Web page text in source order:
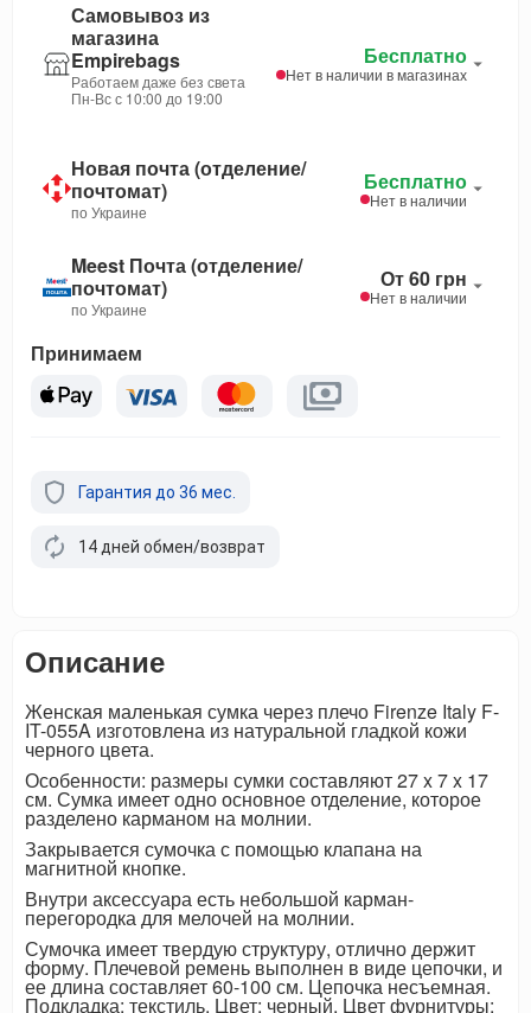
Самовывоз из
магазина
Empirebags
Работаем даже без света
Пн-Вс с 10:00 до 19:00
Бесплатно
Нет в наличии в магазинах
Новая почта (отделение/
почтомат)
по Украине
Бесплатно
Нет в наличии
Meest Почта (отделение/
почтомат)
по Украине
От 60 грн
Нет в наличии
Принимаем
Гарантия до 36 мес.
14 дней обмен/возврат
Описание
Женская маленькая сумка через плечо Firenze Italy F-
IT-055A изготовлена из натуральной гладкой кожи
черного цвета.
Особенности: размеры сумки составляют 27 x 7 x 17
см. Сумка имеет одно основное отделение, которое
разделено карманом на молнии.
Закрывается сумочка с помощью клапана на
магнитной кнопке.
Внутри аксессуара есть небольшой карман-
перегородка для мелочей на молнии.
Сумочка имеет твердую структуру, отлично держит
форму. Плечевой ремень выполнен в виде цепочки, и
ее длина составляет 60-100 см. Цепочка несъемная.
Подкладка: текстиль. Цвет: черный. Цвет фурнитуры: